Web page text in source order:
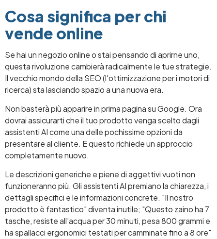
Cosa significa per chi
vende online
Se hai un negozio online o stai pensando di aprirne uno,
questa rivoluzione cambierà radicalmente le tue strategie.
Il vecchio mondo della SEO (l'ottimizzazione per i motori di
ricerca) sta lasciando spazio a una nuova era.
Non basterà più apparire in prima pagina su Google. Ora
dovrai assicurarti che il tuo prodotto venga scelto dagli
assistenti AI come una delle pochissime opzioni da
presentare al cliente. E questo richiede un approccio
completamente nuovo.
Le descrizioni generiche e piene di aggettivi vuoti non
funzioneranno più. Gli assistenti AI premiano la chiarezza, i
dettagli specifici e le informazioni concrete. "Il nostro
prodotto è fantastico" diventa inutile; "Questo zaino ha 7
tasche, resiste all'acqua per 30 minuti, pesa 800 grammi e
ha spallacci ergonomici testati per camminate fino a 8 ore"